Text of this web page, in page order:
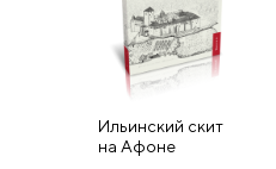
Ильинский скит
на Афоне